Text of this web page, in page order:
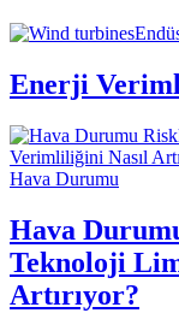
Enerji
Hava Durumu
Hava
Teknoloji
Artırıyor?